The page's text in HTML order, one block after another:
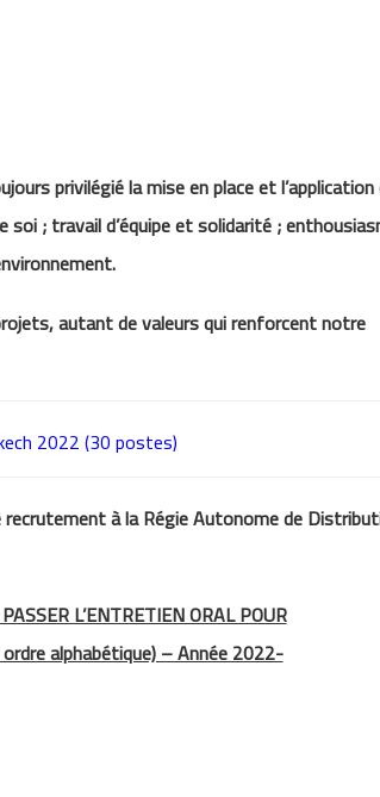
privilégié la mise en place et
; travail d’équipe et solidarité ;
autant de valeurs qui renforcent notre
2022 (30 postes)
à la Régie Autonome de
L’ENTRETIEN ORAL POUR
alphabétique) – Année 2022-